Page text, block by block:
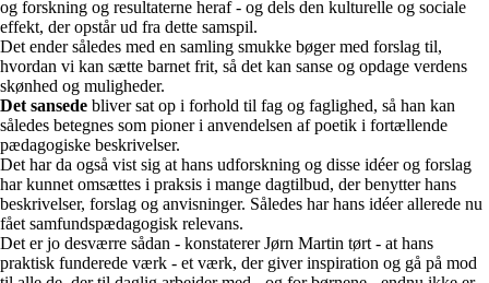
og forskning og resultaterne heraf - og dels den kulturelle og sociale
effekt, der opstår ud fra dette samspil.
Det ender således med en samling smukke bøger med forslag til,
hvordan vi kan sætte barnet frit, så det kan sanse og opdage verdens
skønhed og muligheder.
Det sansede bliver sat op i forhold til fag og faglighed, så han kan
således betegnes som pioner i anvendelsen af poetik i fortællende
pædagogiske beskrivelser.
Det har da også vist sig at hans udforskning og disse idéer og forslag
har kunnet omsættes i praksis i mange dagtilbud, der benytter hans
beskrivelser, forslag og anvisninger. Således har hans idéer allerede nu
fået samfundspædagogisk relevans.
Det er jo desværre sådan - konstaterer Jørn Martin tørt - at hans
praktisk funderede værk - et værk, der giver inspiration og gå på mod